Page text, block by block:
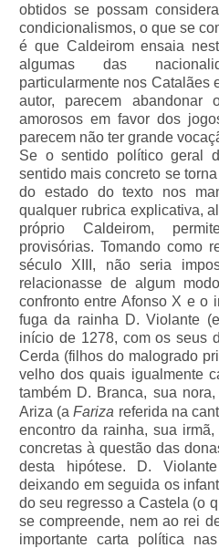
obtidos se possam
condicionalismos, o que se
é que Caldeirom ensaia
algumas das
particularmente nos Catalães
autor, parecem
amorosos em favor dos
parecem não ter grande
Se o sentido político geral
sentido mais concreto se
do estado do texto nos
qualquer rubrica explicativa,
próprio Caldeirom,
provisórias. Tomando como
século XIII, não seria
relacionasse de algum
confronto entre Afonso X e o
fuga da rainha D. Violante
início de 1278, com os seus
Cerda (filhos do malogrado
velho dos quais igualmente
também D. Branca, sua
Ariza (aFariza referida na
encontro da rainha, sua
concretas à questão das
desta hipótese. D.
deixando em seguida os
do seu regresso a Castela (o
se compreende, nem ao rei
importante carta política